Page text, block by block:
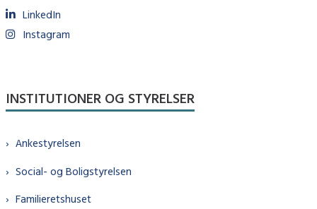
LinkedIn
Instagram
INSTITUTIONER OG STYRELSER
Ankestyrelsen
Social- og Boligstyrelsen
Familieretshuset